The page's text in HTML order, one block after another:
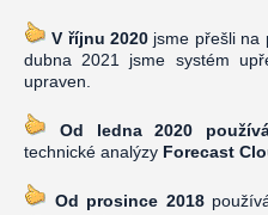
V říjnu 2020 jsme přešli na
dubna 2021 jsme systém
upraven.
Od ledna 2020
technické analýzy Forecast
Od prosince 2018